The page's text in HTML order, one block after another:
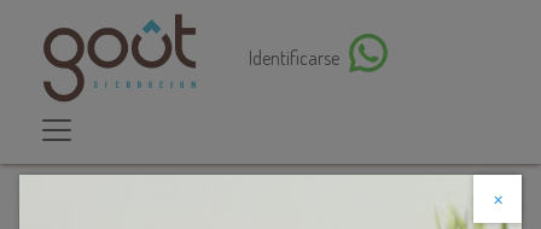
Identificarse
×
Descuento web